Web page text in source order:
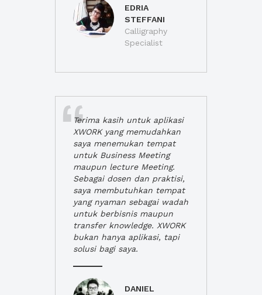
EDRIA
STEFFANI
Calligraphy
Specialist
Terima kasih untuk aplikasi
XWORK yang memudahkan
saya menemukan tempat
untuk Business Meeting
maupun lecture Meeting.
Sebagai dosen dan praktisi,
saya membutuhkan tempat
yang nyaman sebagai wadah
untuk berbisnis maupun
transfer knowledge. XWORK
bukan hanya aplikasi, tapi
solusi bagi saya.
DANIEL